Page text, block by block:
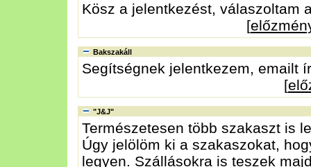
Kösz a jelentkezést, válaszoltam
[
Bakszakáll
Segítségnek jelentkezem, emailt
[
"J&J"
Természetesen több szakaszt is
Úgy jelölöm ki a szakaszokat,
legyen. Szállásokra is teszek